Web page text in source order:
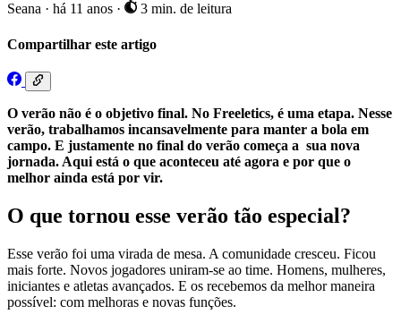
Seana · há 11 anos · 3 min. de leitura
Compartilhar este artigo
O verão não é o objetivo final. No Freeletics, é uma etapa. Nesse
verão, trabalhamos incansavelmente para manter a bola em
campo. E justamente no final do verão começa a sua nova
jornada. Aqui está o que aconteceu até agora e por que o
melhor ainda está por vir.
O que tornou esse verão tão especial?
Esse verão foi uma virada de mesa. A comunidade cresceu. Ficou
mais forte. Novos jogadores uniram-se ao time. Homens, mulheres,
iniciantes e atletas avançados. E os recebemos da melhor maneira
possível: com melhoras e novas funções.